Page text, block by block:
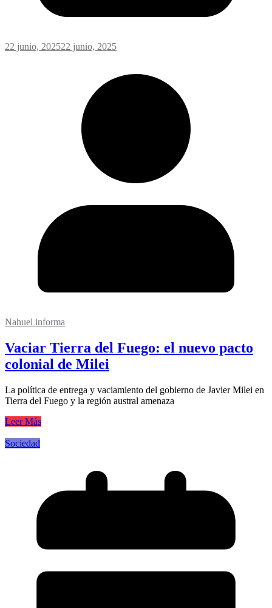
22 junio, 202522 junio, 2025
Nahuel informa
Vaciar Tierra del Fuego: el nuevo pacto
colonial de Milei
La política de entrega y vaciamiento del gobierno de Javier Milei en
Tierra del Fuego y la región austral amenaza
Leer Más
Sociedad